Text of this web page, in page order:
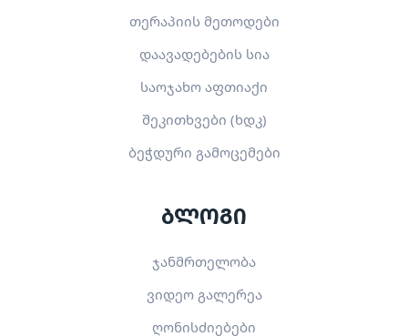
თერაპიის მეთოდები
დაავადებების სია
საოჯახო აფთიაქი
შეკითხვები (ხდკ)
ბეჭდური გამოცემები
ბლოგი
ჯანმრთელობა
ვიდეო გალერეა
ღონისძიებები